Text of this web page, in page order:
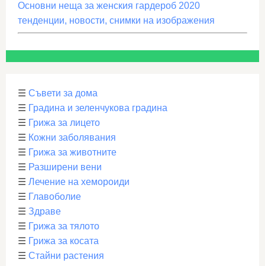
Основни неща за женския гардероб 2020
тенденции, новости, снимки на изображения
☰ Съвети за дома
☰ Градина и зеленчукова градина
☰ Грижа за лицето
☰ Кожни заболявания
☰ Грижа за животните
☰ Разширени вени
☰ Лечение на хемороиди
☰ Главоболие
☰ Здраве
☰ Грижа за тялото
☰ Грижа за косата
☰ Стайни растения